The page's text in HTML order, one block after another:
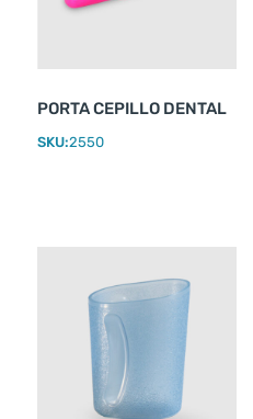
PORTA CEPILLO DENTAL
SKU:2550